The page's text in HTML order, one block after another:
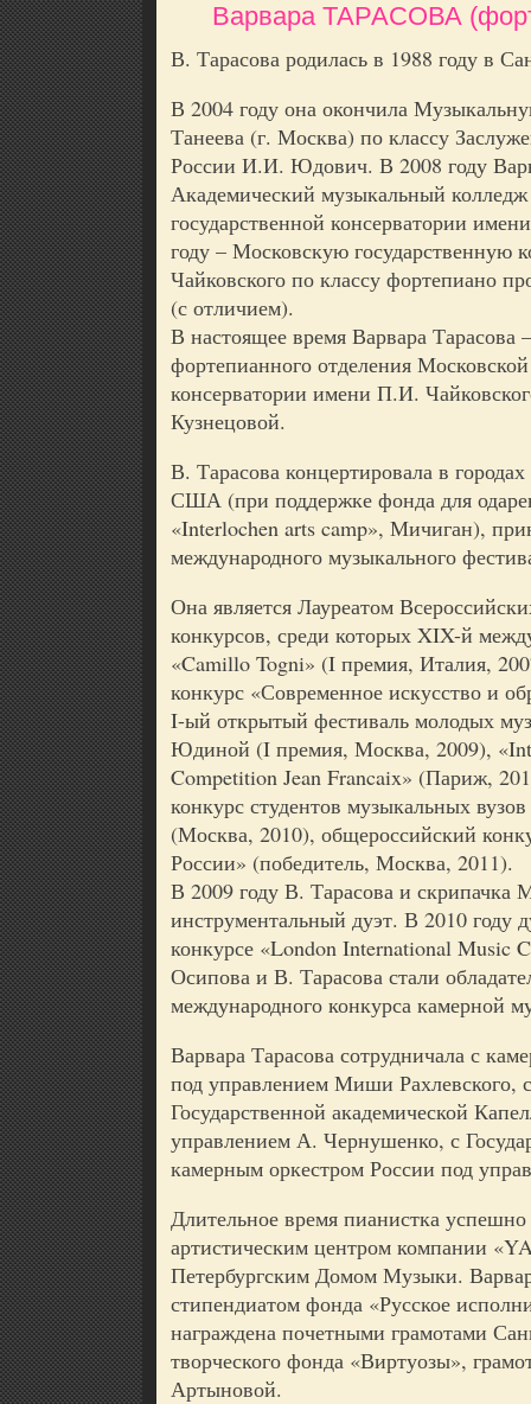
Варвара ТАРАСОВА
В. Тарасова родилась в 1988 году в
В 2004 году она окончила
Танеева (г. Москва) по классу
России И.И. Юдович. В 2008 году
Академический музыкальный
государственной консерватории
году – Московскую
Чайковского по классу фортепиано
(с отличием).
В настоящее время Варвара Тарасова
фортепианного отделения
консерватории имени П.И.
Кузнецовой.
В. Тарасова концертировала в
США (при поддержке фонда для
«Interlochen arts camp», Мичиган),
международного музыкального
Она является Лауреатом
конкурсов, среди которых XIX-й
«Camillo Togni» (I премия, Италия,
конкурс «Современное искусство и
I-ый открытый фестиваль молодых
Юдиной (I премия, Москва, 2009),
Competition Jean Francaix» (Париж,
конкурс студентов музыкальных
(Москва, 2010), общероссийский
России» (победитель, Москва, 2011).
В 2009 году В. Тарасова и скрипачка
инструментальный дуэт. В 2010 году
конкурсе «London International Music
Осипова и В. Тарасова стали
международного конкурса камерной
Варвара Тарасова сотрудничала с
под управлением Миши Рахлевского,
Государственной академической
управлением А. Чернушенко, с
камерным оркестром России под
Длительное время пианистка успешно
артистическим центром компании
Петербургским Домом Музыки.
стипендиатом фонда «Русское
награждена почетными грамотами
творческого фонда «Виртуозы»,
Артыновой.